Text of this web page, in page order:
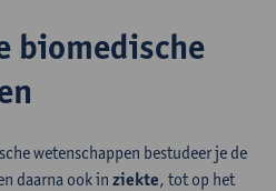
biomedische
wetenschappen bestudeer je de
daarna ook in ziekte, tot op het